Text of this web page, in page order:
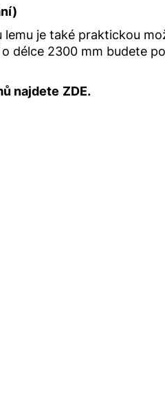
je také praktickou
délce 2300 mm budete
najdete ZDE.